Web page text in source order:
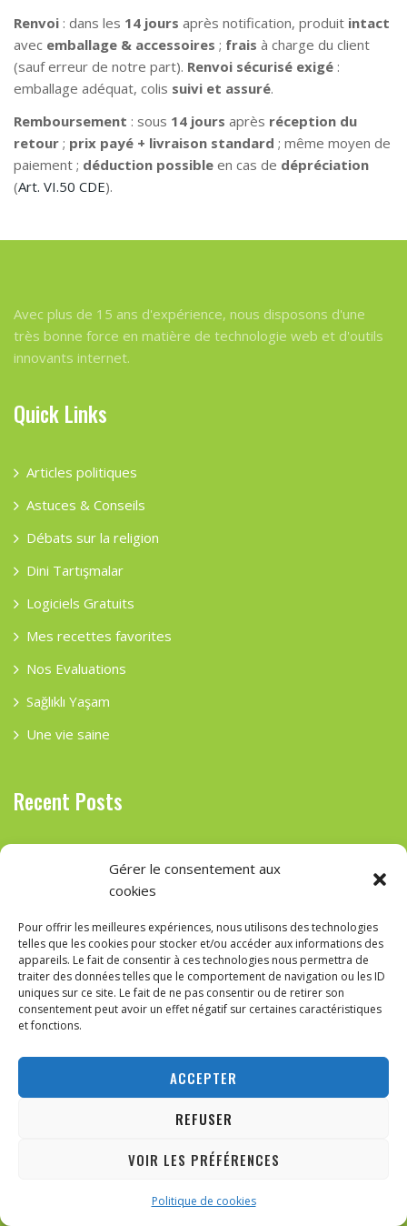
Gérer le consentement aux
cookies
Pour offrir les meilleures expériences, nous utilisons des technologies
telles que les cookies pour stocker et/ou accéder aux informations des
appareils. Le fait de consentir à ces technologies nous permettra de
traiter des données telles que le comportement de navigation ou les ID
uniques sur ce site. Le fait de ne pas consentir ou de retirer son
consentement peut avoir un effet négatif sur certaines caractéristiques
et fonctions.
ACCEPTER
REFUSER
VOIR LES PRÉFÉRENCES
Politique de cookies
Renvoi : dans les 14 jours après notification, produit intact
avec emballage & accessoires ; frais à charge du client
(sauf erreur de notre part). Renvoi sécurisé exigé :
emballage adéquat, colis suivi et assuré.
Remboursement : sous 14 jours après réception du
retour ; prix payé + livraison standard ; même moyen de
paiement ; déduction possible en cas de dépréciation
(Art. VI.50 CDE).
Avec plus de 15 ans d'expérience, nous disposons d'une
très bonne force en matière de technologie web et d'outils
innovants internet.
Quick Links
Articles politiques
Astuces & Conseils
Débats sur la religion
Dini Tartışmalar
Logiciels Gratuits
Mes recettes favorites
Nos Evaluations
Sağlıklı Yaşam
Une vie saine
Recent Posts
11 mai 2026
LA CONSCIENCE DE LA BELGIQUE EST-ELLE À VENDRE À
20 mars 2026
GUIDE COMPLET : PWM & RÉGLAGE DES VENTILATEURS DANS
LE BIOS
D’ARIUS, LE SIÈCLE ARIEN ET LA CONSTRUCTION DE LA
DOCTRINE TRINITAIRE
Contactez-nous!